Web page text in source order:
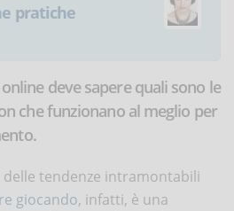
pratiche
deve sapere quali sono le
che funzionano al meglio per
delle tendenze intramontabili
giocando, infatti, è una